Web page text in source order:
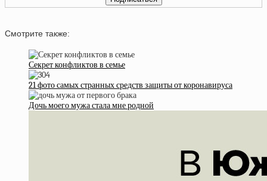
Смотрите также:
Секрет конфликтов в семье
21 фото самых странных средств защиты от коронавируса
Дочь моего мужа стала мне родной